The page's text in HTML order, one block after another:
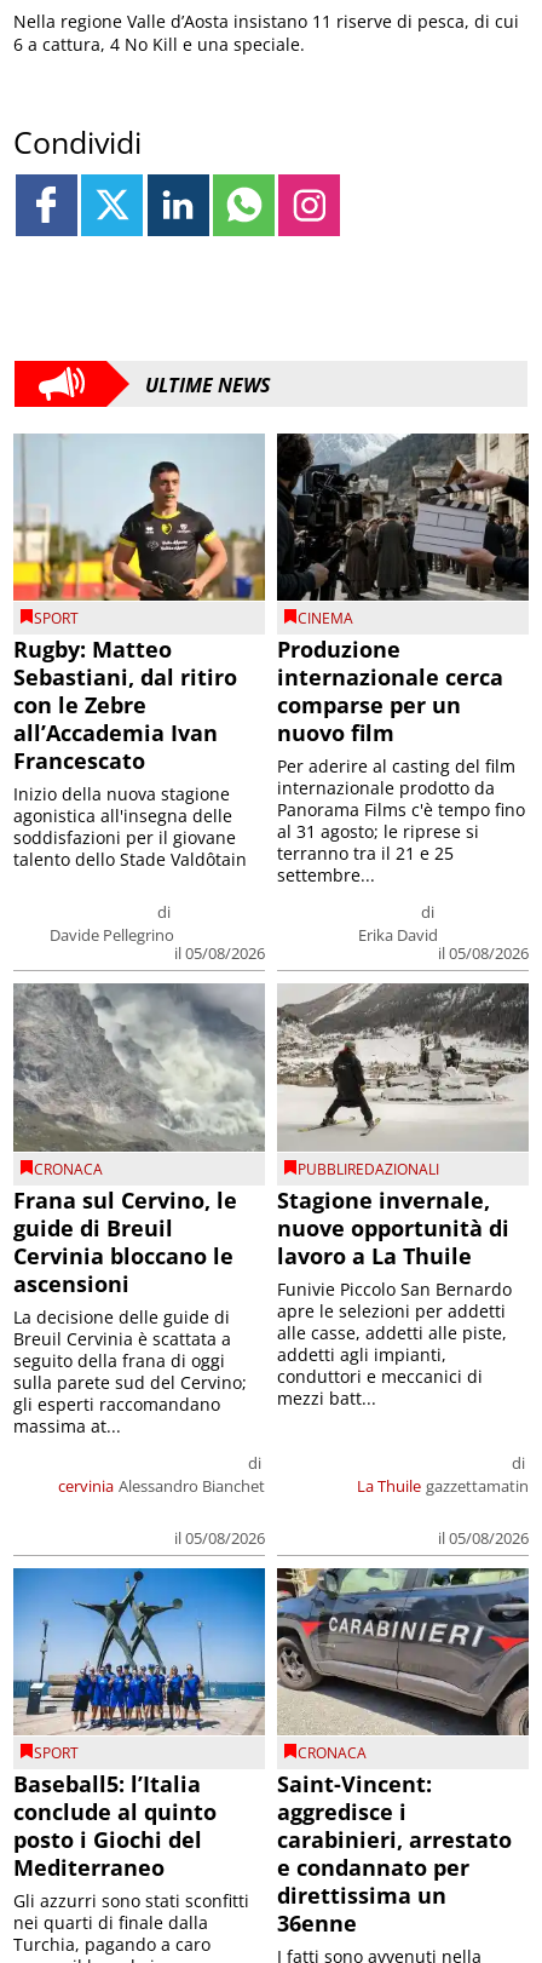
Nella regione Valle d’Aosta insistano 11 riserve di pesca, di cui
6 a cattura, 4 No Kill e una speciale.
Condividi
ULTIME NEWS
SPORT
Rugby: Matteo
Sebastiani, dal ritiro
con le Zebre
all’Accademia Ivan
Francescato
di
Davide Pellegrino
il 05/08/2026
Inizio della nuova stagione
agonistica all'insegna delle
soddisfazioni per il giovane
talento dello Stade Valdôtain
CINEMA
Produzione
internazionale cerca
comparse per un
nuovo film
di
Erika David
il 05/08/2026
Per aderire al casting del film
internazionale prodotto da
Panorama Films c'è tempo fino
al 31 agosto; le riprese si
terranno tra il 21 e 25
settembre...
CRONACA
Frana sul Cervino, le
guide di Breuil
Cervinia bloccano le
ascensioni
cervinia
di
Alessandro Bianchet
il 05/08/2026
La decisione delle guide di
Breuil Cervinia è scattata a
seguito della frana di oggi
sulla parete sud del Cervino;
gli esperti raccomandano
massima at...
PUBBLIREDAZIONALI
Stagione invernale,
nuove opportunità di
lavoro a La Thuile
La Thuile
di
gazzettamatin
il 05/08/2026
Funivie Piccolo San Bernardo
apre le selezioni per addetti
alle casse, addetti alle piste,
addetti agli impianti,
conduttori e meccanici di
mezzi batt...
SPORT
Baseball5: l’Italia
conclude al quinto
posto i Giochi del
Mediterraneo
Gli azzurri sono stati sconfitti
nei quarti di finale dalla
Turchia, pagando a caro
CRONACA
Saint-Vincent:
aggredisce i
carabinieri, arrestato
e condannato per
direttissima un
36enne
I fatti sono avvenuti nella